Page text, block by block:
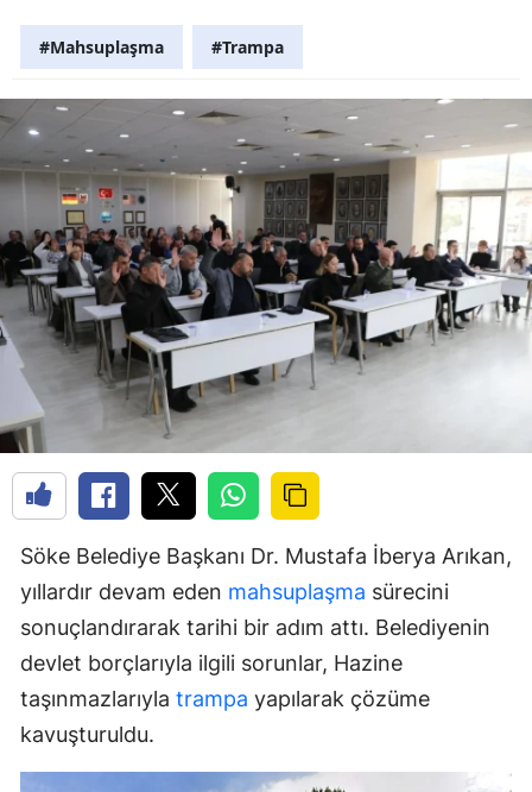
#Mahsuplaşma #Trampa
Söke Belediye Başkanı Dr. Mustafa İberya Arıkan,
yıllardır devam eden mahsuplaşma sürecini
sonuçlandırarak tarihi bir adım attı. Belediyenin
devlet borçlarıyla ilgili sorunlar, Hazine
taşınmazlarıyla trampa yapılarak çözüme
kavuşturuldu.